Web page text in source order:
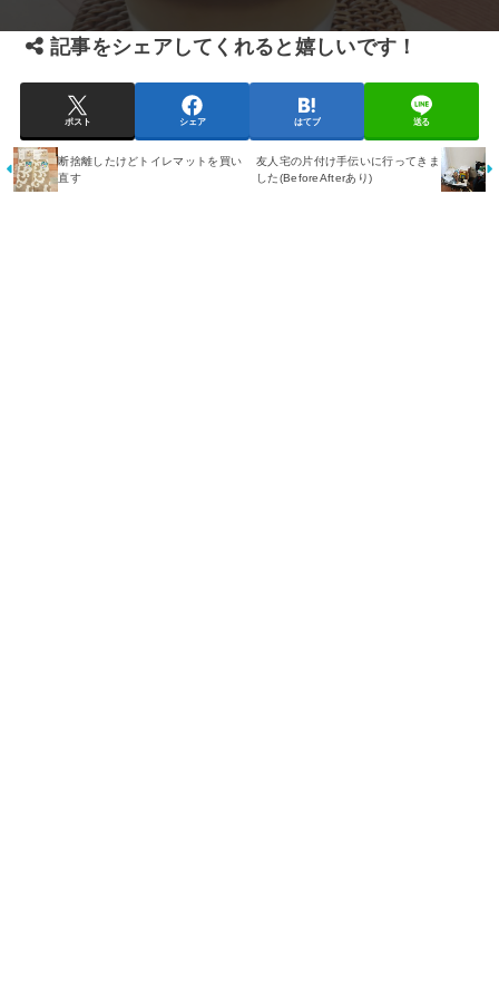
記事をシェアしてくれると嬉しいです！
ポスト シェア はてブ 送る
断捨離したけどトイレマットを買い
直す
友人宅の片付け手伝いに行ってきま
した(BeforeAfterあり)